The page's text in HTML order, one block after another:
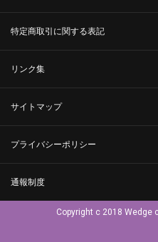
特定商取引に関する表記
リンク集
サイトマップ
プライバシーポリシー
通報制度
Copyright c 2018 Wedge